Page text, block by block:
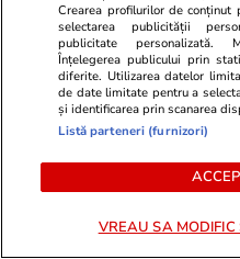
contractului în
(Coste – n.r.)
doamna(Pintea –
valoarea
dintre care 10.000
decembrie, deci
Consideră că nu
Crearea profilurilor de conținut
selectarea publicității
publicitate personalizată.
Înțelegerea publicului prin
diferite. Utilizarea datelor
de date limitate pentru a
și identificarea prin scanarea
Listă parteneri (furnizori)
VREAU SA